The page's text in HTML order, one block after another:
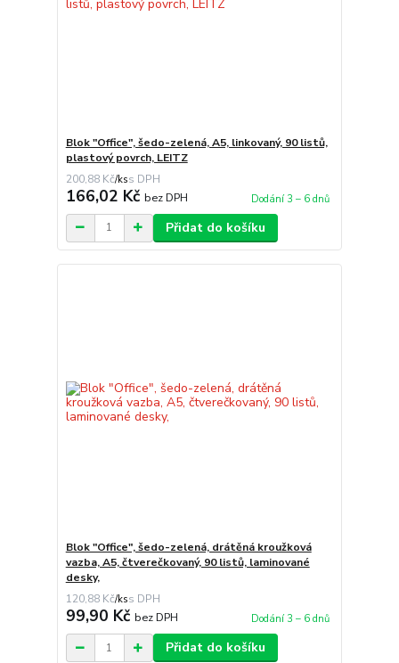
Blok "Office", šedo-zelená, A5, linkovaný, 90 listů,
plastový povrch, LEITZ
200,88 Kč/ks
166,02 Kč bez DPH Dodání 3 – 6 dnů
Přidat do košíku
Blok "Office", šedo-zelená, drátěná kroužková
vazba, A5, čtverečkovaný, 90 listů, laminované
desky,
120,88 Kč/ks
99,90 Kč bez DPH Dodání 3 – 6 dnů
Přidat do košíku